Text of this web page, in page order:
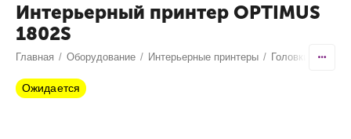
Интерьерный принтер OPTIMUS
1802S
Главная / Оборудование / Интерьерные принтеры / Головки EPSON
Ожидается